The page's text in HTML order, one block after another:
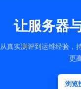
让服务器
从真实测评到运维经验，
更
浏览